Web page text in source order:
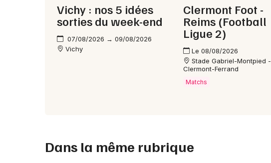
Vichy : nos 5 idées
sorties du week-end
07/08/2026 → 09/08/2026
Vichy
Clermont Foot -
Reims (Football
Ligue 2)
Le 08/08/2026
Stade Gabriel-Montpied -
Clermont-Ferrand
Matchs
Dans la même rubrique